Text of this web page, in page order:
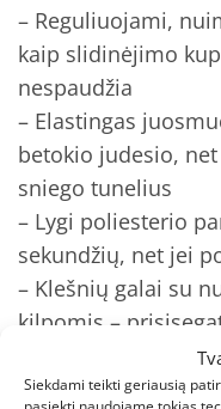
Siekdami teikti geriausią
– Reguliuojami,
kaip slidinėjimo
nespaudžia
– Elastingas
betokio judesio,
sniego tunelius
– Lygi poliesterio
sekundžių, net jei
– Klešnių galai su
kilpomis –
– Patvarios